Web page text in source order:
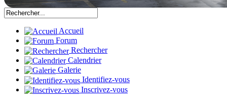
Accueil
Forum
Rechercher
Calendrier
Galerie
Identifiez-vous
Inscrivez-vous